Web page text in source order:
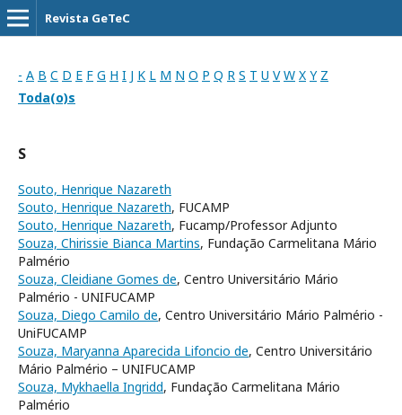
Revista GeTeC
- A B C D E F G H I J K L M N O P Q R S T U V W X Y Z
Toda(o)s
S
Souto, Henrique Nazareth
Souto, Henrique Nazareth, FUCAMP
Souto, Henrique Nazareth, Fucamp/Professor Adjunto
Souza, Chirissie Bianca Martins, Fundação Carmelitana Mário
Palmério
Souza, Cleidiane Gomes de, Centro Universitário Mário
Palmério - UNIFUCAMP
Souza, Diego Camilo de, Centro Universitário Mário Palmério -
UniFUCAMP
Souza, Maryanna Aparecida Lifoncio de, Centro Universitário
Mário Palmério – UNIFUCAMP
Souza, Mykhaella Ingridd, Fundação Carmelitana Mário
Palmério